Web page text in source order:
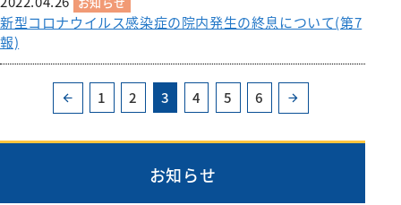
新型コロナウイルス感染症の院内発生の終息について(第7
報)
1 2 3 4 5 6
お知らせ